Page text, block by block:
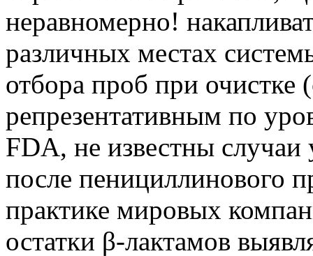
неравномерно!
различных местах
отбора проб при
репрезентативным по
FDA, не известны
после пенициллинового
практике мировых
остатки β-лактамов